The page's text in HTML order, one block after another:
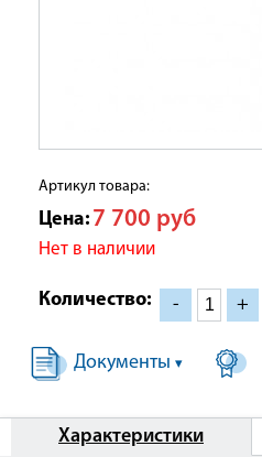
Артикул товара:
Цена: 7 700 руб
Нет в наличии
Количество: - +
Документы ▾
Характеристики